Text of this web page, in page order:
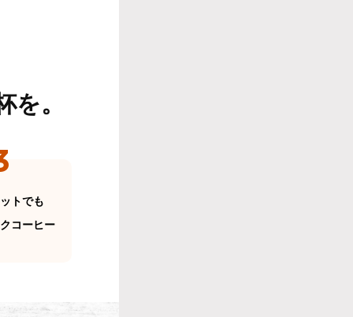
を。
トでも
コーヒー